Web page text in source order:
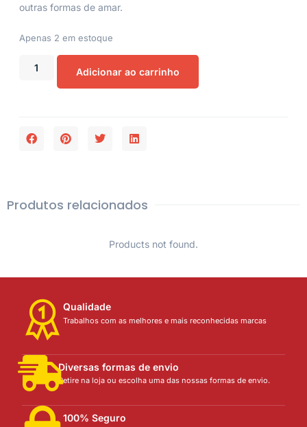
outras formas de amar.
Apenas 2 em estoque
Adicionar ao carrinho
Produtos relacionados
Products not found.
Qualidade
Trabalhos com as melhores e mais reconhecidas marcas
Diversas formas de envio
Retire na loja ou escolha uma das nossas formas de envio.
100% Seguro